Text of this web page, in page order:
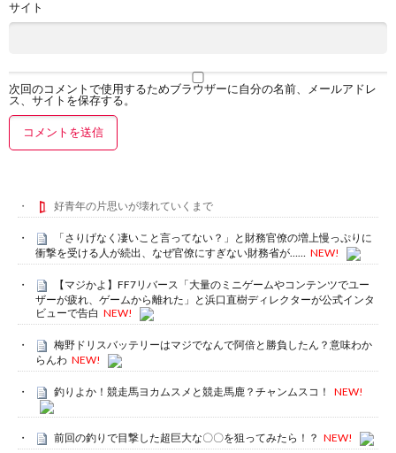
サイト
次回のコメントで使用するためブラウザーに自分の名前、メールアドレ
ス、サイトを保存する。
好青年の片思いが壊れていくまで
「さりげなく凄いこと言ってない？」と財務官僚の増上慢っぷりに
衝撃を受ける人が続出、なぜ官僚にすぎない財務省が……
NEW!
【マジかよ】FF7リバース「大量のミニゲームやコンテンツでユー
ザーが疲れ、ゲームから離れた」と浜口直樹ディレクターが公式インタ
ビューで告白 NEW!
梅野ドリスバッテリーはマジでなんで阿倍と勝負したん？意味わか
らんわ NEW!
釣りよか！競走馬ヨカムスメと競走馬鹿？チャンムスコ！ NEW!
前回の釣りで目撃した超巨大な〇〇を狙ってみたら！？ NEW!